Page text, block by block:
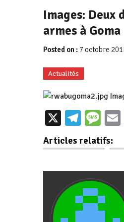
Images: Deux
armes à Goma
Posted on : 7 octobre
Actualités
X
Articles relatifs:
Burundi / Guerre
au Nord-Kivu –
…